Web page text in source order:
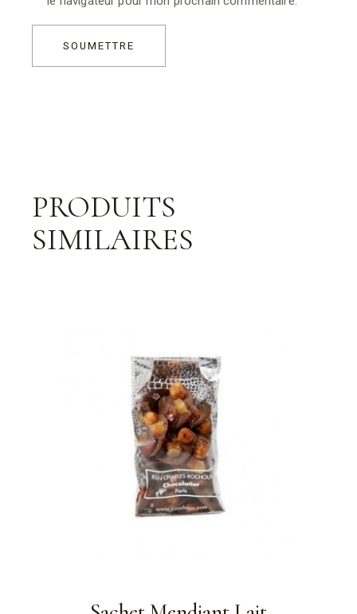
SOUMETTRE
PRODUITS
SIMILAIRES